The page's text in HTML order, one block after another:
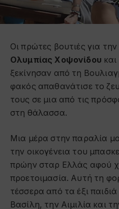
Οι πρώτες βουτιές για την
Ολυμπίας Χοψονίδου
ξεκίνησαν από τη
φακός απαθανάτισε το
τους σε μια από τις
στη θάλασσα.
Μια μέρα στην παραλία
την οικογένεια του
πρώην σταρ Ελλάς αφού
προετοιμασία. Αυτή τη
τέσσερα από τα έξι
Βασίλη, την Αιμιλία και